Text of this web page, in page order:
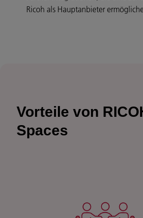
Ricoh als Hauptanbieter
Vorteile von
Spaces